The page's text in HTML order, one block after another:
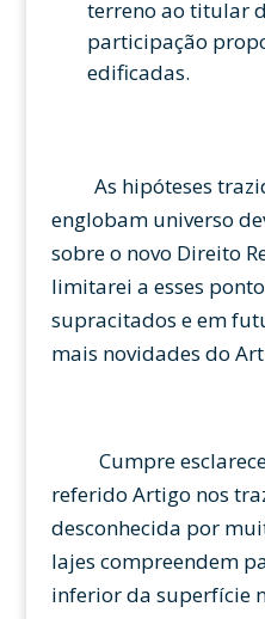
terreno ao titular
participação
edificadas.
As hipóteses
englobam universo
sobre o novo Direito
limitarei a esses
supracitados e em
mais novidades do
Cumpre
referido Artigo nos
desconhecida por
lajes compreendem
inferior da superfície